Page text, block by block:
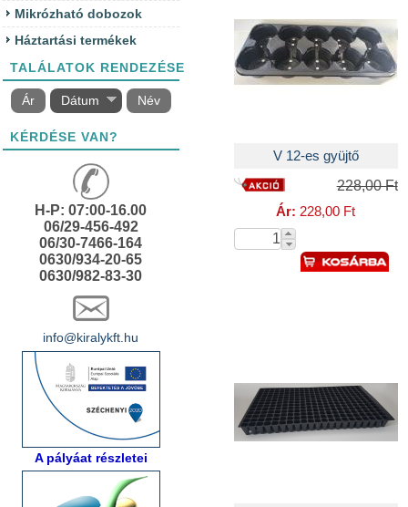
Mikrózható dobozok
Háztartási termékek
TALÁLATOK RENDEZÉSE
Ár Dátum Név
KÉRDÉSE VAN?
H-P: 07:00-16.00
06/29-456-492
06/30-7466-164
0630/934-20-65
0630/982-83-30
info@kiralykft.hu
A pályáat részletei
V 12-es gyüjtő
228,00 Ft
Ár: 228,00 Ft